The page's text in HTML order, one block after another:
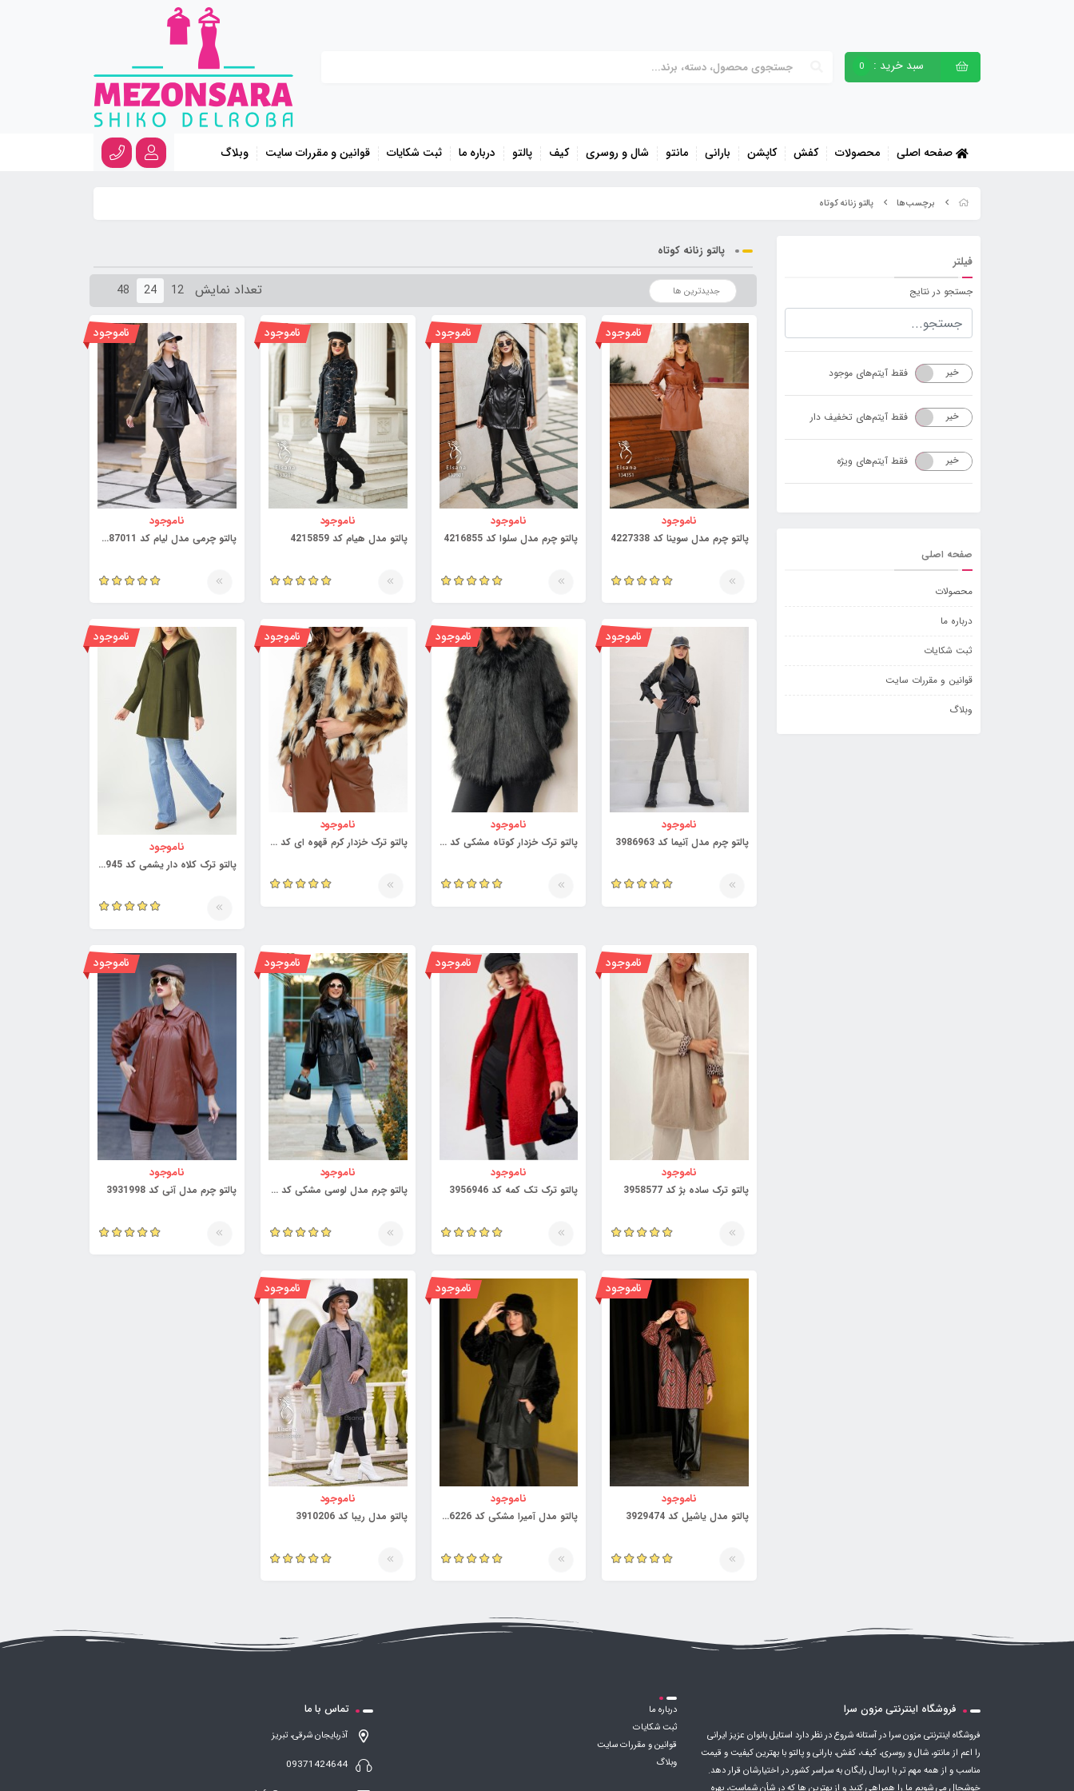
سبد خرید : 0
صفحه اصلی محصولات کفش کاپشن بارانی مانتو شال و روسری کیف پالتو درباره ما ثبت شکایات قوانین و مقررات سایت وبلاگ
برچسب‌ها پالتو زنانه کوتاه
فیلتر
جستجو در نتایج
بله خیر فقط آیتم‌های موجود
بله خیر فقط آیتم‌های تخفیف دار
بله خیر فقط آیتم‌های ویژه
صفحه اصلی
محصولات
درباره ما
ثبت شکایات
قوانین و مقررات سایت
وبلاگ
پالتو زنانه کوتاه
تعداد نمایش 12
24
48
ناموجود
ناموجود
پالتو چرم مدل سوینا کد 4227338
ناموجود
ناموجود
پالتو چرم مدل سلوا کد 4216855
ناموجود
ناموجود
پالتو مدل هیام کد 4215859
ناموجود
ناموجود
پالتو چرمی مدل لیام کد 3987011
ناموجود
ناموجود
پالتو چرم مدل آنیما کد 3986963
ناموجود
ناموجود
پالتو ترک خزدار کوتاه مشکی کد 3973493
ناموجود
ناموجود
پالتو ترک خزدار کرم قهوه ای کد 3972033
ناموجود
ناموجود
پالتو ترک کلاه دار یشمی کد 3958945
ناموجود
ناموجود
پالتو ترک ساده بژ کد 3958577
ناموجود
ناموجود
پالتو ترک تک کمه کد 3956946
ناموجود
ناموجود
پالتو چرم مدل لوسی مشکی کد 3942751
ناموجود
ناموجود
پالتو چرم مدل آنی کد 3931998
ناموجود
ناموجود
پالتو مدل یاشیل کد 3929474
ناموجود
ناموجود
پالتو مدل آمیرا مشکی کد 3926226
ناموجود
ناموجود
پالتو مدل ریبا کد 3910206
فروشگاه اینترنتی مزون سرا
فروشگاه اینترنتی مزون سرا در آستانه شروع در نظر دارد استایل بانوان عزیز ایرانی
را اعم از مانتو، شال و روسری، کیف، کفش، بارانی و پالتو با بهترین کیفیت و قیمت
مناسب و از همه مهم تر با ارسال رایگان به سراسر کشور در اختیارشان قرار دهد.
خوشحال می شویم ما را همراهی کنید و از بهترین ها که در شأن شماست، بهره
درباره ما
ثبت شکایات
قوانین و مقررات سایت
وبلاگ
تماس با ما
آذربایجان شرقی، تبریز
09371424644